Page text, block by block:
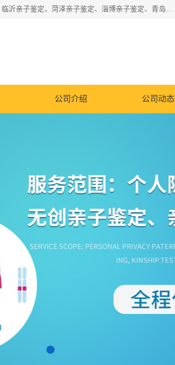
华信基因是一家专门提供亲子鉴定服务的机构，主要业务：济南亲子鉴定、临沂亲子鉴定、菏泽亲子鉴定、淄博亲子鉴定、青岛亲子鉴定、日照亲子鉴定、临朐亲子鉴定、寿光亲子鉴定等，联合广州、上海、北京、深圳、杭州、武汉、成都、合肥、贵阳、沈阳等地区有法医物证鉴定机构及基因检测公司，为国内外客户提供便捷的DNA鉴定服务。
公司介绍 公司动态